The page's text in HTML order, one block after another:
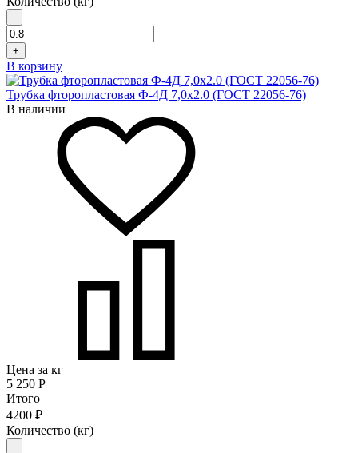
-
+
В корзину
Трубка фторопластовая Ф-4Д 7,0x2.0 (ГОСТ 22056-76)
В наличии
Цена за кг
5 250 Р
Итого
4200 ₽
Количество (кг)
-